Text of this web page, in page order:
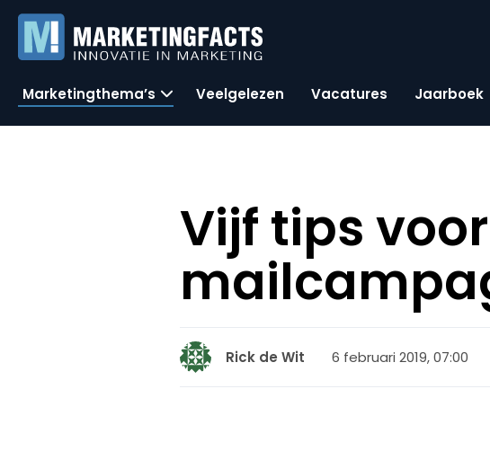
Marketingthema’s Veelgelezen Vacatures Jaarboek
Vijf tips
Rick de Wit 6 februari 2019, 07:00